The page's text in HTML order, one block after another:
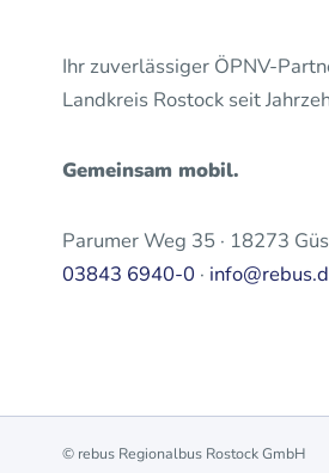
Ihr zuverlässiger ÖPNV-
Landkreis Rostock seit
Gemeinsam mobil.
Parumer Weg 35 · 18273
03843 6940-0 ·
© rebus Regionalbus Rostock GmbH